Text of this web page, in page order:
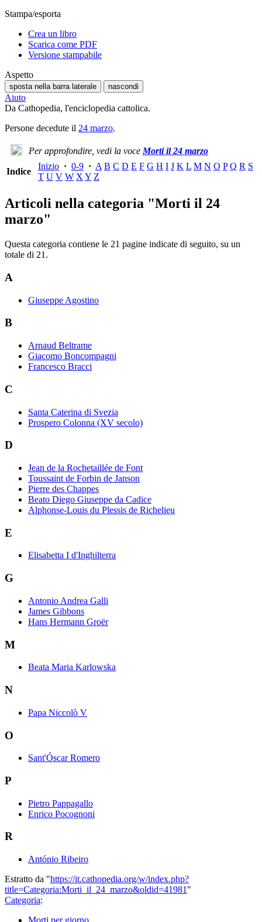
Stampa/esporta
Crea un libro
Scarica come PDF
Versione stampabile
Aspetto
sposta nella barra laterale nascondi
Aiuto
Da Cathopedia, l'enciclopedia cattolica.
Persone decedute il 24 marzo.
Per approfondire, vedi la voceMorti il 24 marzo
Indice
Inizio · 0-9 · A B C D E F G H I J K L M N O P Q R S
T U V W XY Z
Articoli nella categoria "Morti il 24
marzo"
Questa categoria contiene le 21 pagine indicate di seguito, su un
totale di 21.
A
Giuseppe Agostino
B
Arnaud Beltrame
Giacomo Boncompagni
Francesco Bracci
C
Santa Caterina di Svezia
Prospero Colonna (XV secolo)
D
Jean de la Rochetaillée de Font
Toussaint de Forbin de Janson
Pierre des Chappes
Beato Diego Giuseppe da Cadice
Alphonse-Louis du Plessis de Richelieu
E
Elisabetta I d'Inghilterra
G
Antonio Andrea Galli
James Gibbons
Hans Hermann Groër
M
Beata Maria Karlowska
N
Papa Niccolò V
O
Sant'Óscar Romero
P
Pietro Pappagallo
Enrico Pocognoni
R
António Ribeiro
Estratto da "https://it.cathopedia.org/w/index.php?
title=Categoria:Morti_il_24_marzo&oldid=41981 "
Categoria:
Morti per giorno